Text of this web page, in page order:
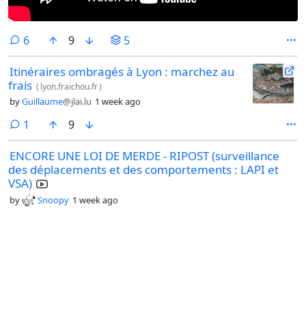
6comments
9 5
Itinéraires ombragés à Lyon : marchez au
frais ( lyon.fraichou.fr)
byGuillaume@jlai.lu 1 week ago
1 comment
9
ENCORE UNE LOI DE MERDE - RIPOST (surveillance
des déplacements et des comportements : LAPI et
VSA)
by Snoopy 1 week ago